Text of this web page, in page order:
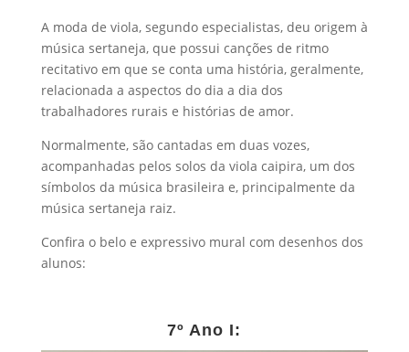
A moda de viola, segundo especialistas, deu origem à
música sertaneja, que possui canções de ritmo
recitativo em que se conta uma história, geralmente,
relacionada a aspectos do dia a dia dos
trabalhadores rurais e histórias de amor.
Normalmente, são cantadas em duas vozes,
acompanhadas pelos solos da viola caipira, um dos
símbolos da música brasileira e, principalmente da
música sertaneja raiz.
Confira o belo e expressivo mural com desenhos dos
alunos:
7º Ano I: